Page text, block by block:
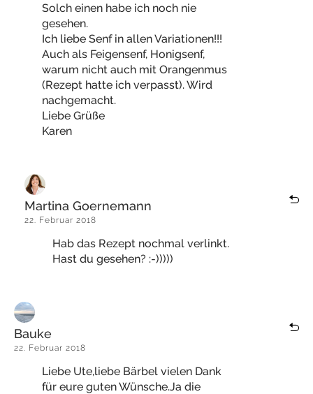
Solch einen habe ich noch nie
gesehen.
Ich liebe Senf in allen Variationen!!!
Auch als Feigensenf, Honigsenf,
warum nicht auch mit Orangenmus
(Rezept hatte ich verpasst). Wird
nachgemacht.
Liebe Grüße
Karen
Martina Goernemann
22. Februar 2018
Hab das Rezept nochmal verlinkt.
Hast du gesehen? :-)))))
Bauke
22. Februar 2018
Liebe Ute,liebe Bärbel vielen Dank
für eure guten Wünsche.Ja die